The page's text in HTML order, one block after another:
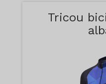
Tricou